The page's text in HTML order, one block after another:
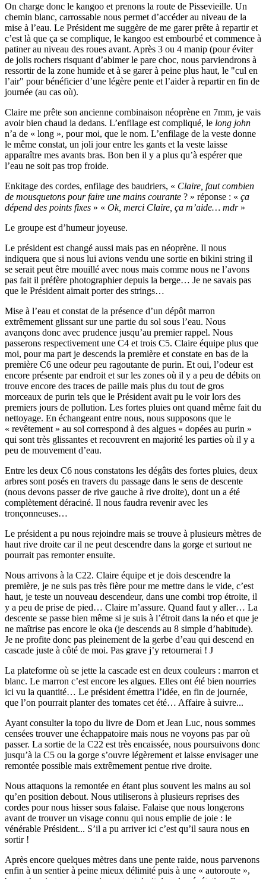
On charge donc le kangoo et prenons la route de Pissevieille. Un
chemin blanc, carrossable nous permet d’accéder au niveau de la
mise à l’eau. Le Président me suggère de me garer prête à repartir et
c’est là que ça se complique, le kangoo est embourbé et commence à
patiner au niveau des roues avant. Après 3 ou 4 manip (pour éviter
de jolis rochers risquant d’abimer le pare choc, nous parviendrons à
ressortir de la zone humide et à se garer à peine plus haut, le "cul en
l’air" pour bénéficier d’une légère pente et l’aider à repartir en fin de
journée (au cas où).
Claire me prête son ancienne combinaison néoprène en 7mm, je vais
avoir bien chaud la dedans. L’enfilage est compliqué, le long john
n’a de « long », pour moi, que le nom. L’enfilage de la veste donne
le même constat, un joli jour entre les gants et la veste laisse
apparaître mes avants bras. Bon ben il y a plus qu’à espérer que
l’eau ne soit pas trop froide.
Enkitage des cordes, enfilage des baudriers, « Claire, faut combien
de mousquetons pour faire une mains courante ? » réponse : « ça
dépend des points fixes » « Ok, merci Claire, ça m’aide… mdr»
Le groupe est d’humeur joyeuse.
Le président est changé aussi mais pas en néoprène. Il nous
indiquera que si nous lui avions vendu une sortie en bikini string il
se serait peut être mouillé avec nous mais comme nous ne l’avons
pas fait il préfère photographier depuis la berge… Je ne savais pas
que le Président aimait porter des strings…
Mise à l’eau et constat de la présence d’un dépôt marron
extrêmement glissant sur une partie du sol sous l’eau. Nous
avançons donc avec prudence jusqu’au premier rappel. Nous
passerons respectivement une C4 et trois C5. Claire équipe plus que
moi, pour ma part je descends la première et constate en bas de la
première C6 une odeur peu ragoutante de purin. Et oui, l’odeur est
encore présente par endroit et sur les zones où il y a peu de débits on
trouve encore des traces de paille mais plus du tout de gros
morceaux de purin tels que le Président avait pu le voir lors des
premiers jours de pollution. Les fortes pluies ont quand même fait du
nettoyage. En échangeant entre nous, nous supposons que le
« revêtement » au sol correspond à des algues « dopées au purin »
qui sont très glissantes et recouvrent en majorité les parties où il y a
peu de mouvement d’eau.
Entre les deux C6 nous constatons les dégâts des fortes pluies, deux
arbres sont posés en travers du passage dans le sens de descente
(nous devons passer de rive gauche à rive droite), dont un a été
complètement déraciné. Il nous faudra revenir avec les
tronçonneuses…
Le président a pu nous rejoindre mais se trouve à plusieurs mètres de
haut rive droite car il ne peut descendre dans la gorge et surtout ne
pourrait pas remonter ensuite.
Nous arrivons à la C22. Claire équipe et je dois descendre la
première, je ne suis pas très fière pour me mettre dans le vide, c’est
haut, je teste un nouveau descendeur, dans une combi trop étroite, il
y a peu de prise de pied… Claire m’assure. Quand faut y aller… La
descente se passe bien même si je suis à l’étroit dans la néo et que je
ne maîtrise pas encore le oka (je descends au 8 simple d’habitude).
Je ne profite donc pas pleinement de la gerbe d’eau qui descend en
cascade juste à côté de moi. Pas grave j’y retournerai ! J
La plateforme où se jette la cascade est en deux couleurs : marron et
blanc. Le marron c’est encore les algues. Elles ont été bien nourries
ici vu la quantité… Le président émettra l’idée, en fin de journée,
que l’on pourrait planter des tomates cet été… Affaire à suivre...
Ayant consulter la topo du livre de Dom et Jean Luc, nous sommes
censées trouver une échappatoire mais nous ne voyons pas par où
passer. La sortie de la C22 est très encaissée, nous poursuivons donc
jusqu’à la C5 ou la gorge s’ouvre légèrement et laisse envisager une
remontée possible mais extrêmement pentue rive droite.
Nous attaquons la remontée en étant plus souvent les mains au sol
qu’en position debout. Nous utiliserons à plusieurs reprises des
cordes pour nous hisser sous falaise. Falaise que nous longerons
avant de trouver un visage connu qui nous emplie de joie : le
vénérable Président... S’il a pu arriver ici c’est qu’il saura nous en
sortir !
Après encore quelques mètres dans une pente raide, nous parvenons
enfin à un sentier à peine mieux délimité puis à une « autoroute »,